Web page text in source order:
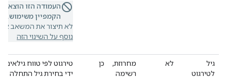
העמודה הזו
הקמפיין משימוש.
לא תיצור את המשאב או
נוסף על השינוי הזה
גיל
לטירגוט
לא
מחרוזת,
רשימה
כן
טירגוט לפי טווח
ידי בחירת גיל התחלה